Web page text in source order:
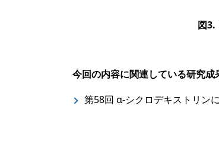
図3.
今回の内容に関連している研究成
第58回 α-シクロデキストリン